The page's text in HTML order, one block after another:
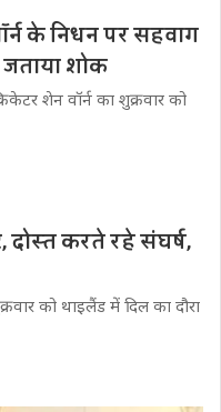
के निधन पर सहवाग
शोक
शेन वॉर्न का शुक्रवार को
दोस्त करते रहे संघर्ष,
को थाइलैंड में दिल का दौरा